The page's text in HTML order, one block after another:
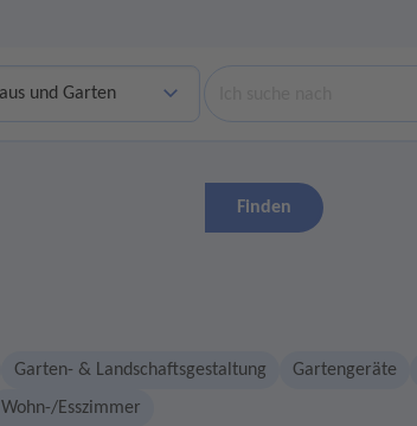
Finden
Garten- & Landschaftsgestaltung Gartengeräte
Wohn-/Esszimmer